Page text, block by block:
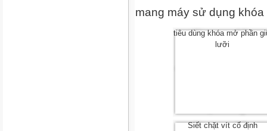
mang máy sử dụng khóa
tiêu dùng khóa mở phần
lưỡi
Siết chặt vít cố định